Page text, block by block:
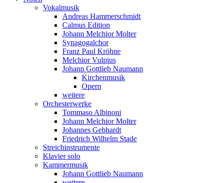
Vokalmusik
Andreas Hammerschmidt
Calmus Edition
Johann Melchior Molter
Synagogalchor
Franz Paul Kröhne
Melchior Vulpius
Johann Gottlieb Naumann
Kirchenmusik
Opern
weitere
Orchesterwerke
Tommaso Albinoni
Johann Melchior Molter
Johannes Gebhardt
Friedrich Wilhelm Stade
Streichinstrumente
Klavier solo
Kammermusik
Johann Gottlieb Naumann